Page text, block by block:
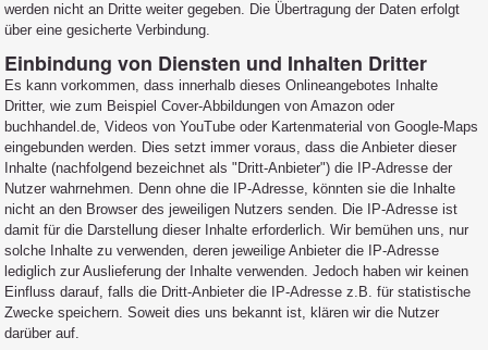
werden nicht an Dritte weiter gegeben. Die Übertragung der Daten erfolgt
über eine gesicherte Verbindung.
Einbindung von Diensten und Inhalten Dritter
Es kann vorkommen, dass innerhalb dieses Onlineangebotes Inhalte
Dritter, wie zum Beispiel Cover-Abbildungen von Amazon oder
buchhandel.de, Videos von YouTube oder Kartenmaterial von Google-Maps
eingebunden werden. Dies setzt immer voraus, dass die Anbieter dieser
Inhalte (nachfolgend bezeichnet als "Dritt-Anbieter") die IP-Adresse der
Nutzer wahrnehmen. Denn ohne die IP-Adresse, könnten sie die Inhalte
nicht an den Browser des jeweiligen Nutzers senden. Die IP-Adresse ist
damit für die Darstellung dieser Inhalte erforderlich. Wir bemühen uns, nur
solche Inhalte zu verwenden, deren jeweilige Anbieter die IP-Adresse
lediglich zur Auslieferung der Inhalte verwenden. Jedoch haben wir keinen
Einfluss darauf, falls die Dritt-Anbieter die IP-Adresse z.B. für statistische
Zwecke speichern. Soweit dies uns bekannt ist, klären wir die Nutzer
darüber auf.